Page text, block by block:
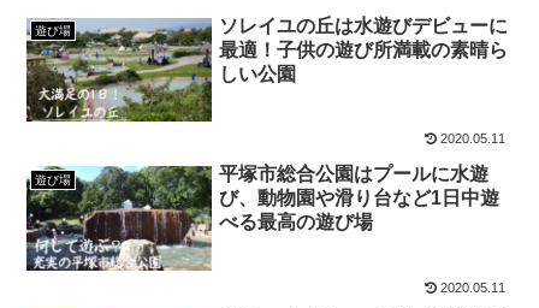
遊び場
ソレイユの丘は水遊びデビューに
最適！子供の遊び所満載の素晴ら
しい公園
2020.05.11
遊び場
平塚市総合公園はプールに水遊
び、動物園や滑り台など1日中遊
べる最高の遊び場
2020.05.11